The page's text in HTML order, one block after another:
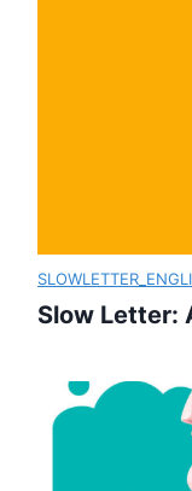
Slow Letter: